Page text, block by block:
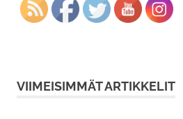
VIIMEISIMMÄT ARTIKKELIT